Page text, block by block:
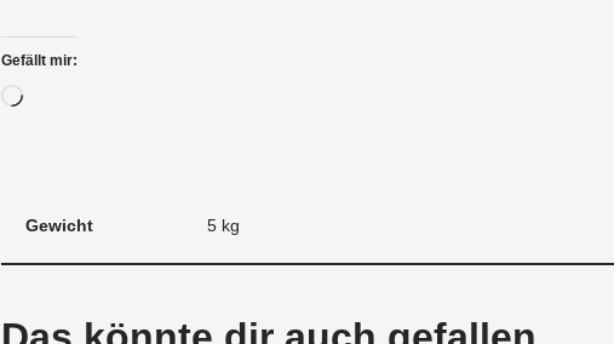
Gefällt mir:
Gewicht 5 kg